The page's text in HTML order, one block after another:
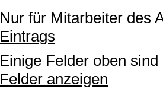
Nur für Mitarbeiter des
Eintrags
Einige Felder oben
Felder anzeigen